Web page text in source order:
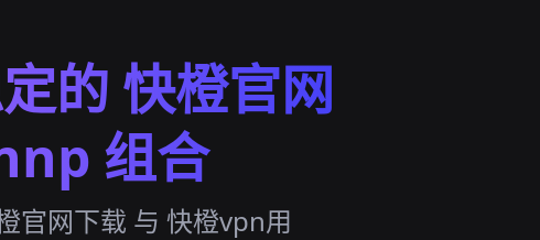
的 快橙官网
组合
官网下载 与 快橙vpn用